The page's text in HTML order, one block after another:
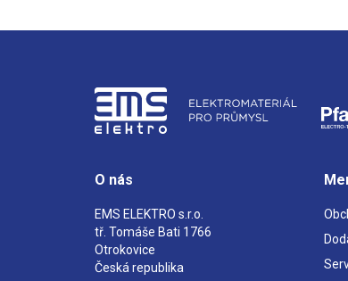
O nás
EMS ELEKTRO s.r.o.
tř. Tomáše Bati 1766
Otrokovice
Česká republika